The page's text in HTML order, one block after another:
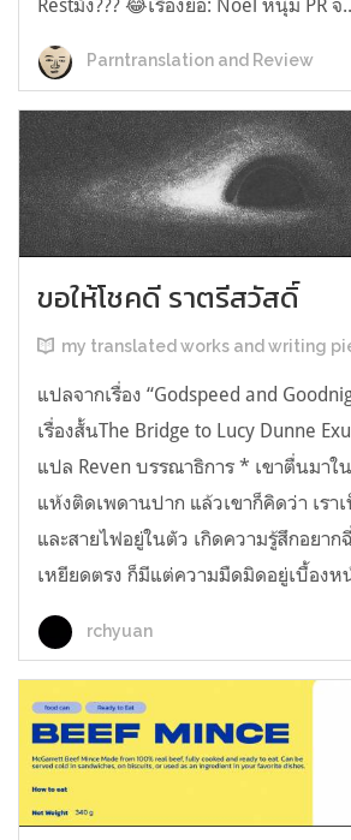
Parntranslation and Review
ขอให้โชคดี ราตรีสวัสดิ์
my translated works and writing
แปลจากเรื่อง “Godspeed and
เรื่องสั้นThe Bridge to Lucy Dunne
แปล Reven บรรณาธิการ * เขาตื่นมา
แห้งติดเพดานปาก แล้วเขาก็คิดว่า เรา
และสายไฟอยู่ในตัว เกิดความรู้สึกอยาก
เหยียดตรง ก็มีแต่ความมืดมิดอยู่เบื้องห
rchyuan